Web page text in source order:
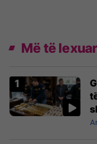
Më të